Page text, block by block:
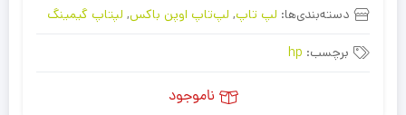
دسته‌بندی‌ها: لپ تاپ, لپ‌تاپ اوپن باکس, لپتاپ گیمینگ
برچسب: hp
ناموجود